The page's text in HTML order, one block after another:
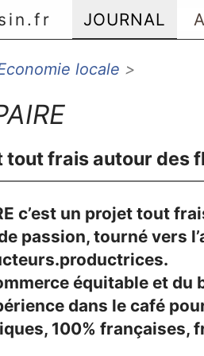
JOURNAL
locale >
tout frais autour des
c’est un projet tout
passion, tourné vers
équitable et du
dans le café
100% françaises,